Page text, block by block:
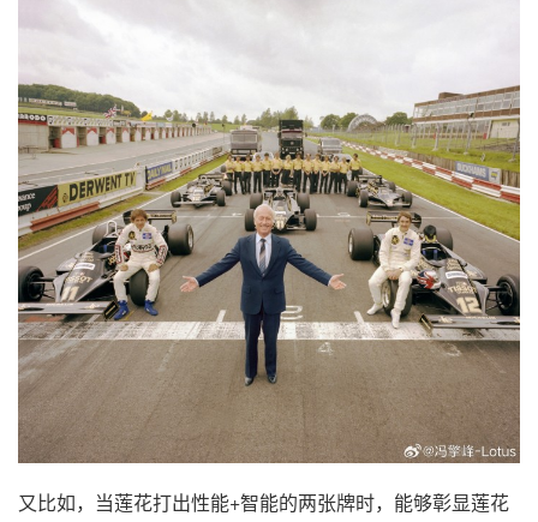
又比如，当莲花打出性能+智能的两张牌时，能够彰显莲花